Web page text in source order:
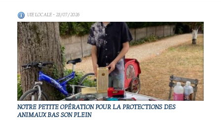
VIE LOCALE- 28/07/2026
NOTRE PETITE OPÉRATION POUR LA PROTECTIONS DES
ANIMAUX BAS SON PLEIN